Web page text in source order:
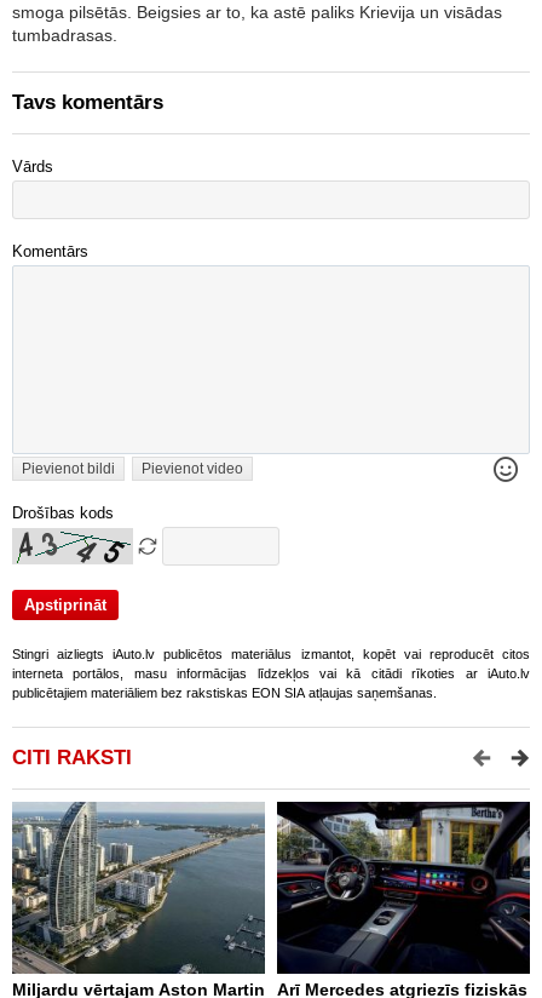
smoga pilsētās. Beigsies ar to, ka astē paliks Krievija un visādas
tumbadrasas.
Tavs komentārs
Vārds
Komentārs
Pievienot bildi Pievienot video
Drošības kods
Stingri aizliegts iAuto.lv publicētos materiālus izmantot, kopēt vai reproducēt citos
interneta portālos, masu informācijas līdzekļos vai kā citādi rīkoties ar iAuto.lv
publicētajiem materiāliem bez rakstiskas EON SIA atļaujas saņemšanas.
CITI RAKSTI
Miljardu vērtajam Aston Martin Arī Mercedes atgriezīs fiziskās